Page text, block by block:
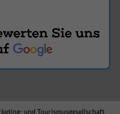
und Tourismusgesellschaft